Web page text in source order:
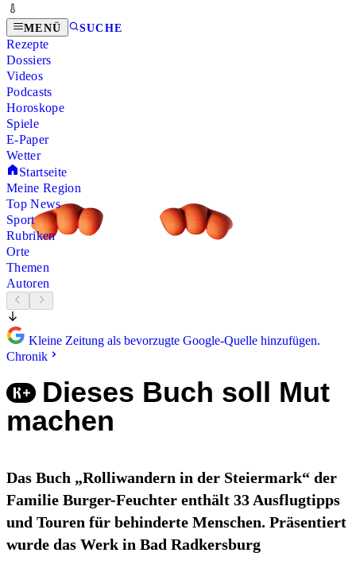
MENÜ SUCHE
Rezepte
Dossiers
Videos
Podcasts
Horoskope
Spiele
E-Paper
Wetter
Startseite
Meine Region
Top News
Sport
Rubriken
Orte
Themen
Autoren
Kleine Zeitung als bevorzugte Google-Quelle hinzufügen.
Chronik
Dieses Buch soll Mut
machen
Das Buch „Rolliwandern in der Steiermark“ der
Familie Burger-Feuchter enthält 33 Ausflugtipps
und Touren für behinderte Menschen. Präsentiert
wurde das Werk in Bad Radkersburg